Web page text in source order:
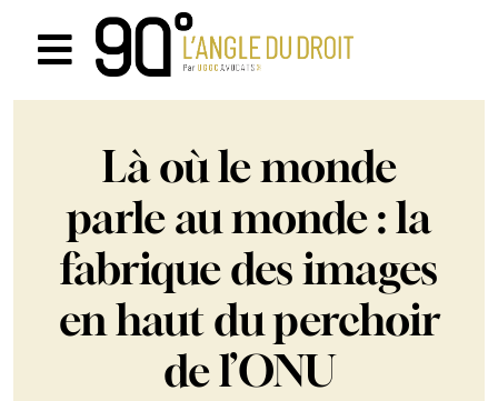
contenuNavigation
basculeLà où le monde
parle au monde : la
fabrique des images
en haut du perchoir
de l’ONU